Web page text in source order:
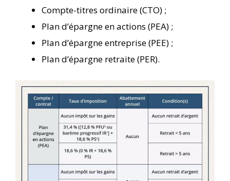
Compte-titres ordinaire (CTO) ;
Plan d’épargne en actions (PEA) ;
Plan d’épargne entreprise (PEE) ;
Plan d’épargne retraite (PER).